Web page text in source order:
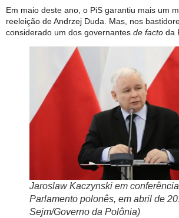
Em maio deste ano, o PiS garantiu mais um
reeleição de Andrzej Duda. Mas, nos
considerado um dos governantes de facto da
Jaroslaw Kaczynski em
Parlamento polonês, em abril de
Sejm/Governo da Polônia)